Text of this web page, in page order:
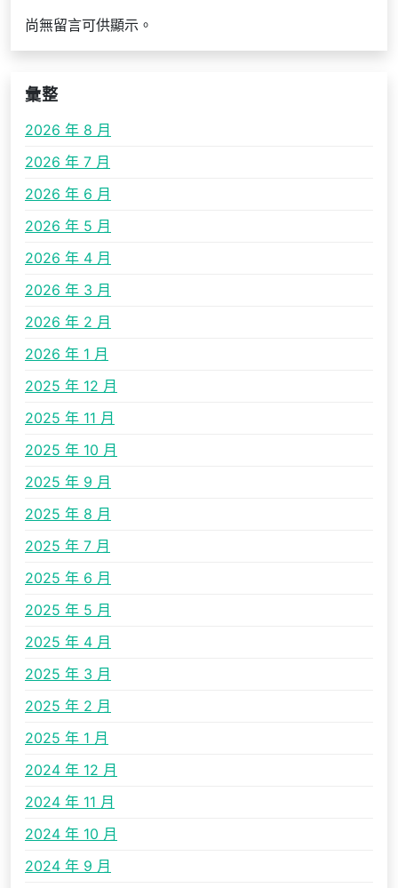
尚無留言可供顯示。
彙整
2026 年 8 月
2026 年 7 月
2026 年 6 月
2026 年 5 月
2026 年 4 月
2026 年 3 月
2026 年 2 月
2026 年 1 月
2025 年 12 月
2025 年 11 月
2025 年 10 月
2025 年 9 月
2025 年 8 月
2025 年 7 月
2025 年 6 月
2025 年 5 月
2025 年 4 月
2025 年 3 月
2025 年 2 月
2025 年 1 月
2024 年 12 月
2024 年 11 月
2024 年 10 月
2024 年 9 月